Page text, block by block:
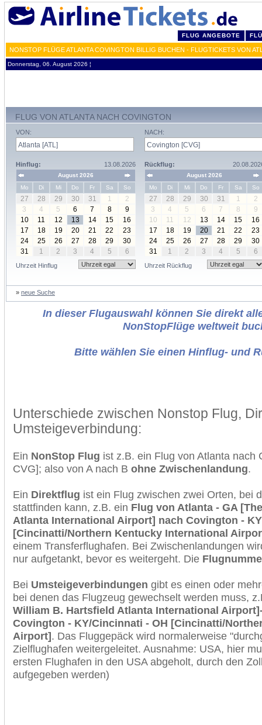
FLUG ANGEBOTE
NONSTOP FLÜGE ATLANTA COVINGTON BILLIG BUCHEN - FLUGTICKETS VON
Donnerstag, 06. August 2026 ¦
FLUG VON ATLANTA NACH COVINGTON
VON:
Hinflug: 13.08.2026
August 2026
Mo
Di Mi Do Fr Sa So
27 28 29 30 31 1
2
3
4 5 6 7 8
9
10
11 12 13 14 15
16
17
18 19 20 21 22
23
24
25 26 27 28 29
30
31
1 2 3 4 5 6
Uhrzeit Hinflug
NACH:
Rückflug:
August 2026
Mo
Di Mi Do Fr Sa So
27 28 29 30 31 1
2
3
4 5 6 7 8
9
10
11 12 13 14 15
16
17
18 19 20 21 22
23
24
25 26 27 28 29
30
31
1 2 3 4 5 6
Uhrzeit Rückflug
» neue Suche
In dieser Flugauswahl können Sie direkt
NonStopFlüge weltweit
Bitte wählen Sie einen Hinflug- und
Unterschiede zwischen Nonstop Flug,
Umsteigeverbindung:
Ein NonStop Flug ist z.B. ein Flug von Atlanta nach
CVG]; also von A nach B ohne Zwischenlandung.
Ein Direktflug ist ein Flug zwischen zwei Orten, bei
stattfinden kann, z.B. ein Flug von Atlanta - GA
Atlanta International Airport] nach Covington -
[Cincinatti/Northern Kentucky International
einem Transferflughafen. Bei Zwischenlandungen
nur aufgetankt, bevor es weitergeht. Die
Bei Umsteigeverbindungen gibt es einen oder
bei denen das Flugzeug gewechselt werden muss,
William B. Hartsfield Atlanta International
Covington - KY/Cincinnati - OH [Cincinatti/
Airport]. Das Fluggepäck wird normalerweise
Zielflughafen weitergeleitet. Ausnahme: USA, hier
ersten Flughafen in den USA abgeholt, durch den
aufgegeben werden)